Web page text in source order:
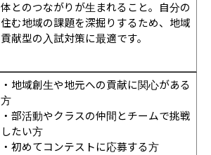
体とのつながりが生まれること。自分の
住む地域の課題を深掘りするため、地域
貢献型の入試対策に最適です。
・地域創生や地元への貢献に関心がある
方
・部活動やクラスの仲間とチームで挑戦
したい方
・初めてコンテストに応募する方